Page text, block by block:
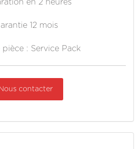
en 2 heures
12 mois
: Service Pack
Nous contacter